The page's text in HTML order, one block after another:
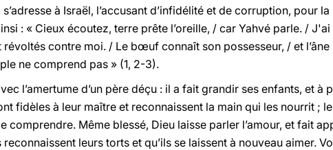
à Israël, l’accusant d’infidélité et de corruption, pour
: « Cieux écoutez, terre prête l’oreille, / car Yahvé parle. /
contre moi. / Le bœuf connaît son possesseur, / et
ne comprend pas » (1, 2-3).
l’amertume d’un père déçu : il a fait grandir ses enfants, et à
fidèles à leur maître et reconnaissent la main qui les nourrit ;
comprendre. Même blessé, Dieu laisse parler l’amour, et fait
leurs torts et qu’ils se laissent à nouveau aimer.